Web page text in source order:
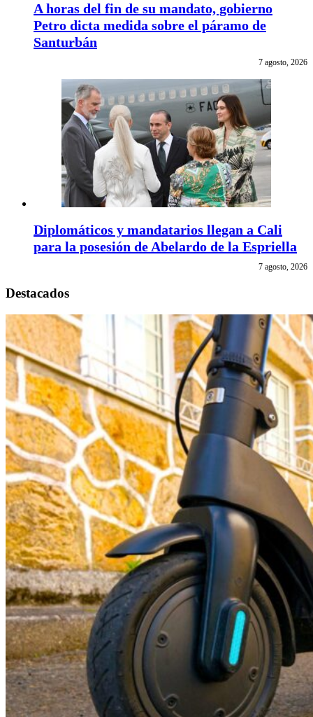
A horas del fin de su mandato, gobierno
Petro dicta medida sobre el páramo de
Santurbán
7 agosto, 2026
Diplomáticos y mandatarios llegan a Cali
para la posesión de Abelardo de la Espriella
7 agosto, 2026
Destacados